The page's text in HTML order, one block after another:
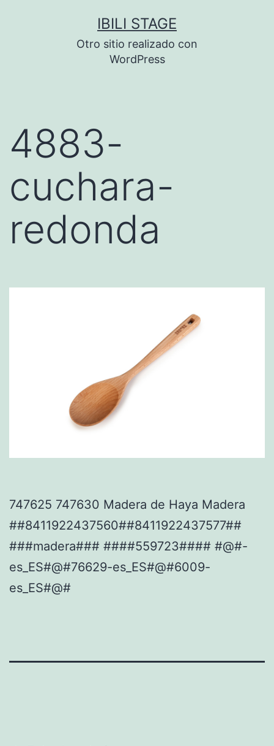
IBILI STAGE
Otro sitio realizado con
WordPress
4883-
cuchara-
redonda
747625 747630 Madera de Haya Madera
##8411922437560##8411922437577##
###madera### ####559723#### #@#-
es_ES#@#76629-es_ES#@#6009-
es_ES#@#